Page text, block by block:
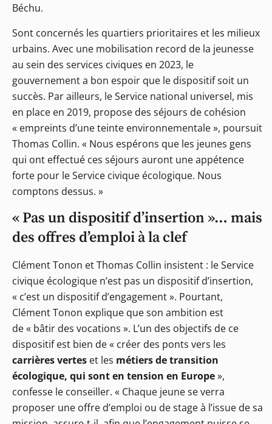
Béchu.
Sont concernés les quartiers prioritaires et les milieux
urbains. Avec une mobilisation record de la jeunesse
au sein des services civiques en 2023, le
gouvernement a bon espoir que le dispositif soit un
succès. Par ailleurs, le Service national universel, mis
en place en 2019, propose des séjours de cohésion
« empreints d’une teinte environnementale », poursuit
Thomas Collin. « Nous espérons que les jeunes gens
qui ont effectué ces séjours auront une appétence
forte pour le Service civique écologique. Nous
comptons dessus. »
« Pas un dispositif d’insertion »… mais
des offres d’emploi à la clef
Clément Tonon et Thomas Collin insistent : le Service
civique écologique n’est pas un dispositif d’insertion,
« c’est un dispositif d’engagement ». Pourtant,
Clément Tonon explique que son ambition est
de « bâtir des vocations ». L’un des objectifs de ce
dispositif est bien de « créer des ponts vers les
carrières vertes et les métiers de transition
écologique, qui sont en tension en Europe»,
confesse le conseiller. « Chaque jeune se verra
proposer une offre d’emploi ou de stage à l’issue de sa